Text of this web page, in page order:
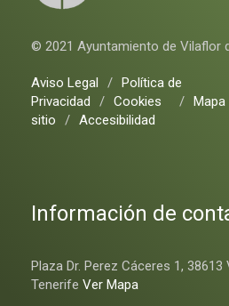
© 2021 Ayuntamiento de Vilaflor
Aviso Legal / Política de
Privacidad
/ Cookies / Mapa
sitio
/ Accesibilidad
Información de
Plaza Dr. Perez Cáceres 1,
Tenerife Ver Mapa